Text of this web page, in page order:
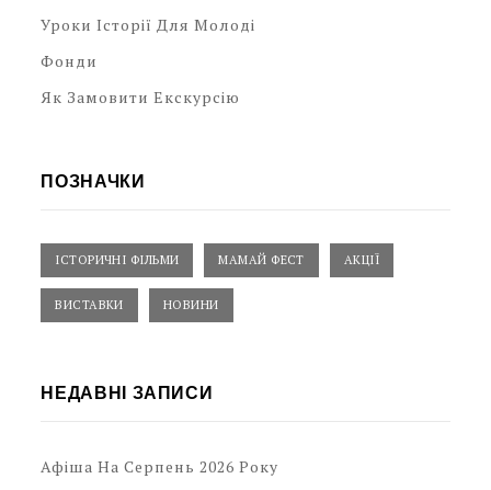
Уроки Історії Для Молоді
Фонди
Як Замовити Екскурсію
ПОЗНАЧКИ
ІСТОРИЧНІ ФІЛЬМИ МАМАЙ ФЕСТ АКЦІЇ
ВИСТАВКИ НОВИНИ
НЕДАВНІ ЗАПИСИ
Афіша На Серпень 2026 Року